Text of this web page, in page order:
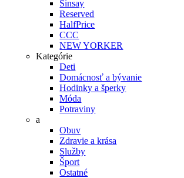
Sinsay
Reserved
HalfPrice
CCC
NEW YORKER
Kategórie
Deti
Domácnosť a bývanie
Hodinky a šperky
Móda
Potraviny
a
Obuv
Zdravie a krása
Služby
Šport
Ostatné